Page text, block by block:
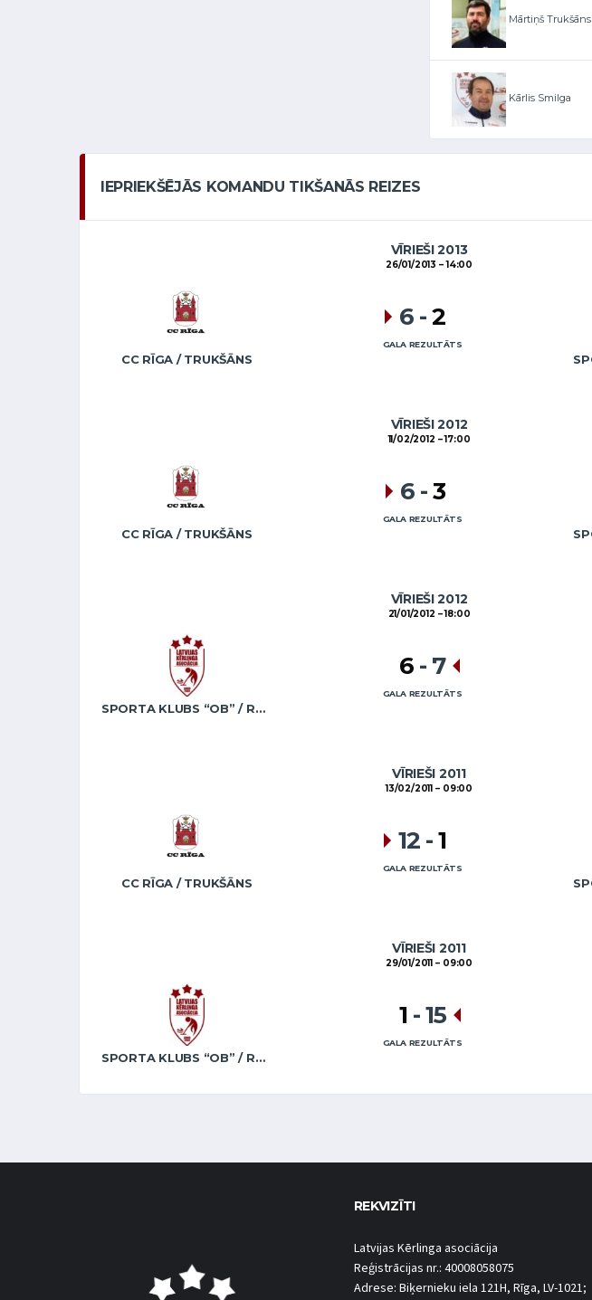
Mārtiņš Trukšāns
Kārlis Smilga
IEPRIEKŠĒJĀS KOMANDU TIKŠANĀS REIZES
VĪRIEŠI 2013
26/01/2013 14:00
CC RĪGA / TRUKŠĀNS
6 -2
GALA REZULTĀTS
VĪRIEŠI 2012
11/02/2012 17:00
CC RĪGA / TRUKŠĀNS
6 -3
GALA REZULTĀTS
VĪRIEŠI 2012
21/01/2012 18:00
SPORTA KLUBS “OB” / REGŽA
6 - 7
GALA REZULTĀTS
VĪRIEŠI 2011
13/02/2011 09:00
CC RĪGA / TRUKŠĀNS
12 -1
GALA REZULTĀTS
VĪRIEŠI 2011
29/01/2011 09:00
SPORTA KLUBS “OB” / REGŽA
1 -15
GALA REZULTĀTS
REKVIZĪTI
Latvijas Kērlinga asociācija
Reģistrācijas nr.: 40008058075
Adrese: Biķernieku iela 121H, Rīga, LV-1021;